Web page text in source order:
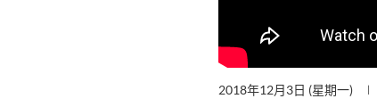
2018年12月3日 (星期一)